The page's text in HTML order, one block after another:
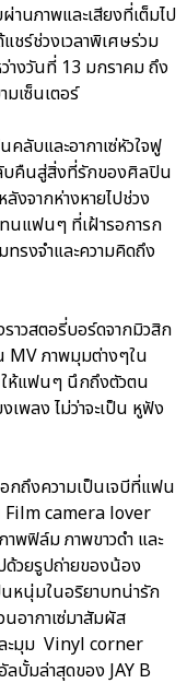
นภาพและเสียงที่เต็มไป
ชร์ช่วงเวลาพิเศษร่วม
างวันที่ 13 มกราคม ถึง
เซ็นเตอร์
ลับและอากาเซ่หัวใจฟู
บคืนสู่สิ่งที่รักของศิลปิน
ลังจากห่างหายไปช่วง
นแฟนๆ ที่เฝ้ารอการก
รงจำและความคิดถึง
าวสตอรี่บอร์ดจากมิวสิก
MV ภาพมุมต่างๆใน
ให้แฟนๆ นึกถึงตัวตน
พลง ไม่ว่าจะเป็น หูฟัง
ถึงความเป็นเจบีที่แฟน
Film camera lover
พฟิล์ม ภาพขาวดำ และ
วยรูปถ่ายของน้อง
หนุ่มในอริยาบทน่ารัก
อากาเซ่มาสัมผัส
ะมุม Vinyl corner
บั้มล่าสุดของ JAY B